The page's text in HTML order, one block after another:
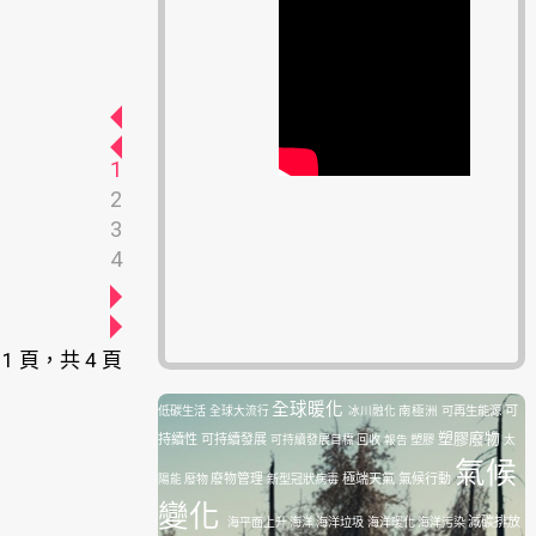
1
2
3
4
頁，共 4 頁
低碳生活 全球大流行 全球暖化 冰川融化 南極洲 可再生能源可
持續性 可持續發展 可持續發展目標回收報告 塑膠 塑膠廢物太
陽能廢物廢物管理新型冠狀病毒極端天氣 氣候行動氣候
變化
海平面上升海洋海洋垃圾 海洋暖化海洋污染減碳排放